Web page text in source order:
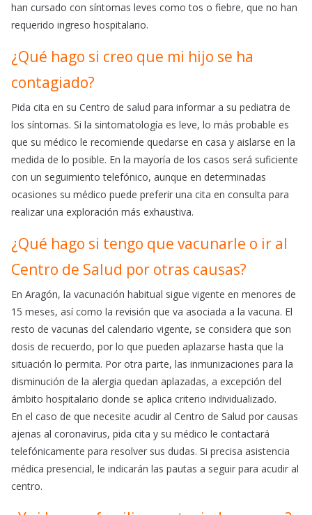
han cursado con síntomas leves como tos o fiebre, que no han
requerido ingreso hospitalario.
¿Qué hago si creo que mi hijo se ha
contagiado?
Pida cita en su Centro de salud para informar a su pediatra de
los síntomas. Si la sintomatología es leve, lo más probable es
que su médico le recomiende quedarse en casa y aislarse en la
medida de lo posible. En la mayoría de los casos será suficiente
con un seguimiento telefónico, aunque en determinadas
ocasiones su médico puede preferir una cita en consulta para
realizar una exploración más exhaustiva.
¿Qué hago si tengo que vacunarle o ir al
Centro de Salud por otras causas?
En Aragón, la vacunación habitual sigue vigente en menores de
15 meses, así como la revisión que va asociada a la vacuna. El
resto de vacunas del calendario vigente, se considera que son
dosis de recuerdo, por lo que pueden aplazarse hasta que la
situación lo permita. Por otra parte, las inmunizaciones para la
disminución de la alergia quedan aplazadas, a excepción del
ámbito hospitalario donde se aplica criterio individualizado.
En el caso de que necesite acudir al Centro de Salud por causas
ajenas al coronavirus, pida cita y su médico le contactará
telefónicamente para resolver sus dudas. Si precisa asistencia
médica presencial, le indicarán las pautas a seguir para acudir al
centro.